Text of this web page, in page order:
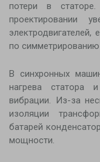
потери в
проектировании
по
В синхронных
нагрева статора
вибрации. Из-за
изоляции
батарей
мощности.